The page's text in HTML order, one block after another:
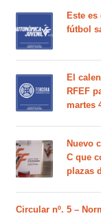
Este
fútbol
El
RFEF
martes
Nuevo
C que
plazas
Circular nº. 5 –